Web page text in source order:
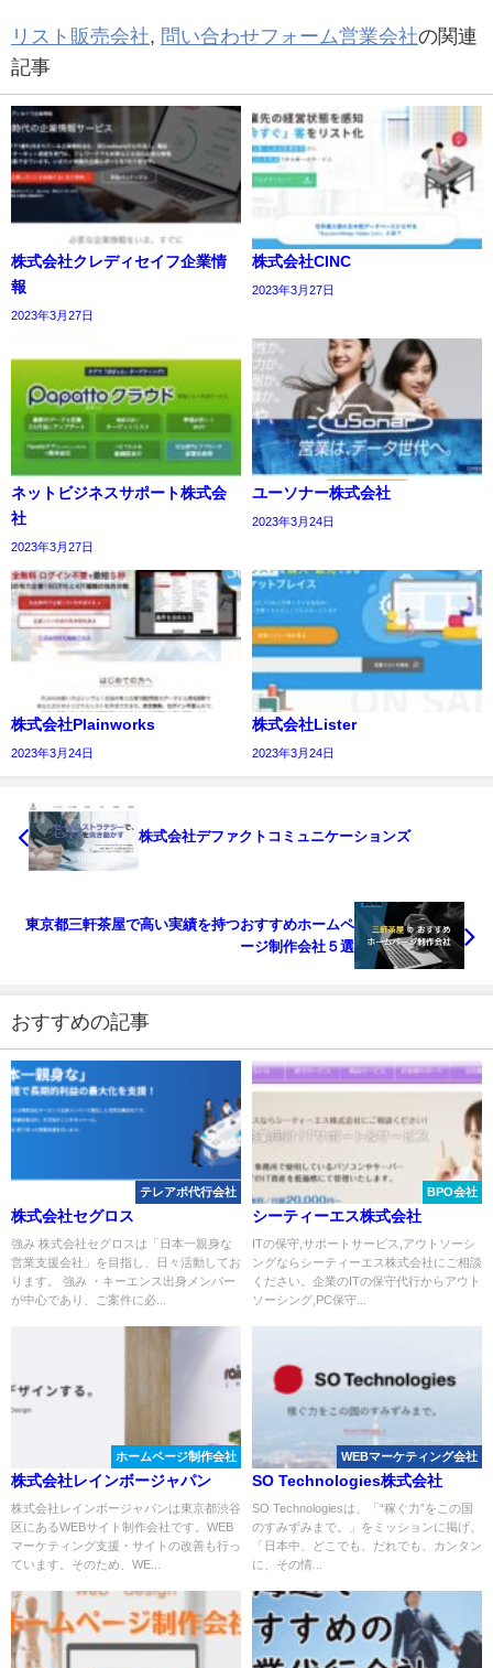
リスト販売会社, 問い合わせフォーム営業会社の関連
記事
株式会社クレディセイフ企業情
報
2023年3月27日
株式会社CINC
2023年3月27日
ネットビジネスサポート株式会
社
2023年3月27日
ユーソナー株式会社
2023年3月24日
株式会社Plainworks
2023年3月24日
株式会社Lister
2023年3月24日
株式会社デファクトコミュニケーションズ
東京都三軒茶屋で高い実績を持つおすすめホームペ
ージ制作会社５選
おすすめの記事
テレアポ代行会社
株式会社セグロス
強み 株式会社セグロスは「日本一親身な
営業支援会社」を目指し、日々活動してお
ります。 強み ・キーエンス出身メンバー
が中心であり、ご案件に必...
BPO会社
シーティーエス株式会社
ITの保守,サポートサービス,アウトソーシ
ングならシーティーエス株式会社にご相談
ください。企業のITの保守代行からアウト
ソーシング,PC保守...
ホームページ制作会社
株式会社レインボージャパン
株式会社レインボージャパンは東京都渋谷
区にあるWEBサイト制作会社です。WEB
マーケティング支援・サイトの改善も行っ
ています。そのため、WE...
WEBマーケティング会社
SO Technologies株式会社
SO Technologiesは、「“稼ぐ力”をこの国
のすみずみまで。」をミッションに掲げ、
「日本中、どこでも、だれでも、カンタン
に、その情...